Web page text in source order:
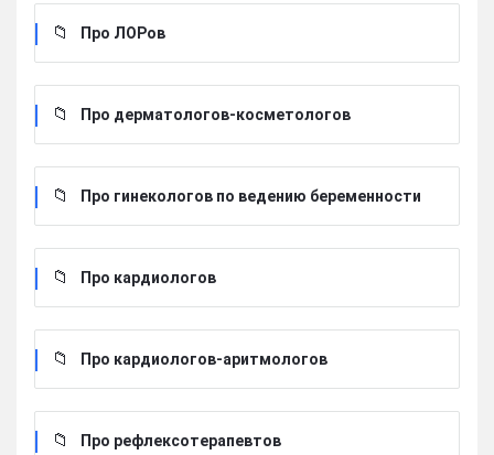
Про ЛОРов
Про дерматологов-косметологов
Про гинекологов по ведению беременности
Про кардиологов
Про кардиологов-аритмологов
Про рефлексотерапевтов